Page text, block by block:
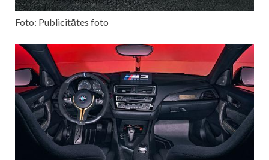
Foto: Publicitātes foto